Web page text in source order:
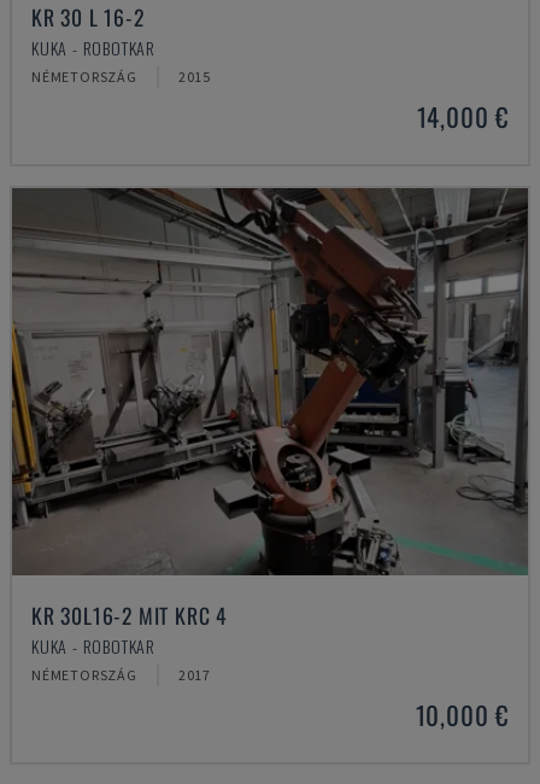
KR 30 L 16-2
KUKA - ROBOTKAR
NÉMETORSZÁG 2015
14,000 €
KR 30L16-2 MIT KRC 4
KUKA - ROBOTKAR
NÉMETORSZÁG 2017
10,000 €